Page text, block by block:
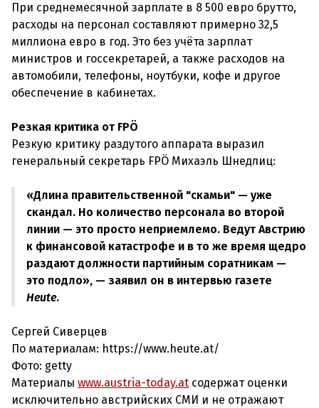
При среднемесячной зарплате в 8 500 евро брутто,
расходы на персонал составляют примерно 32,5
миллиона евро в год. Это без учёта зарплат
министров и госсекретарей, а также расходов на
автомобили, телефоны, ноутбуки, кофе и другое
обеспечение в кабинетах.
Резкая критика от FPÖ
Резкую критику раздутого аппарата выразил
генеральный секретарь FPÖ Михаэль Шнедлиц:
«Длина правительственной "скамьи" — уже
скандал. Но количество персонала во второй
линии — это просто неприемлемо. Ведут Австрию
к финансовой катастрофе и в то же время щедро
раздают должности партийным соратникам —
это подло», — заявил он в интервью газете
Heute.
Сергей Сиверцев
По материалам: https://www.heute.at/
Фото: getty
Материалы www.austria-today.at содержат оценки
исключительно австрийских СМИ и не отражают